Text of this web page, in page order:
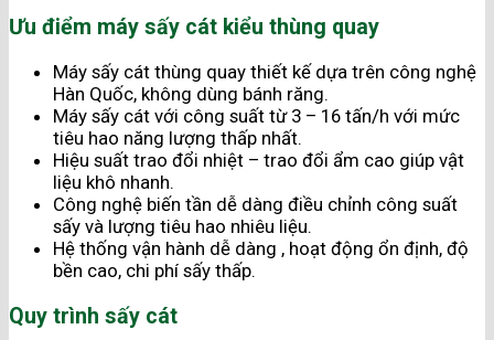
Ưu điểm máy sấy cát kiểu thùng quay
Máy sấy cát thùng quay thiết kế dựa trên công nghệ
Hàn Quốc, không dùng bánh răng.
Máy sấy cát với công suất từ 3 – 16 tấn/h với mức
tiêu hao năng lượng thấp nhất.
Hiệu suất trao đổi nhiệt – trao đổi ẩm cao giúp vật
liệu khô nhanh.
Công nghệ biến tần dễ dàng điều chỉnh công suất
sấy và lượng tiêu hao nhiêu liệu.
Hệ thống vận hành dễ dàng , hoạt động ổn định, độ
bền cao, chi phí sấy thấp.
Quy trình sấy cát